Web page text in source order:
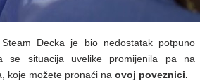
Decka je bio nedostatak potpuno
situacija uvelike promijenila pa na
koje možete pronaći na ovoj poveznici.